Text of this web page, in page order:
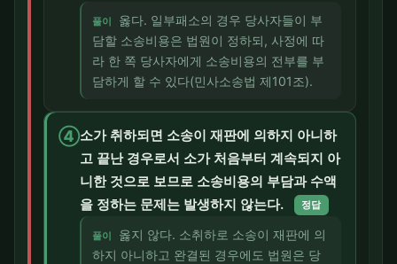
풀이
옳다. 일부패소의 경우 당사자들이 부
담할 소송비용은 법원이 정하되, 사정에 따
라 한 쪽 당사자에게 소송비용의 전부를 부
담하게 할 수 있다(민사소송법 제101조).
④소가 취하되면 소송이 재판에 의하지 아니하
고 끝난 경우로서 소가 처음부터 계속되지 아
니한 것으로 보므로 소송비용의 부담과 수액
을 정하는 문제는 발생하지 않는다.
정답
풀이
옳지 않다. 소취하로 소송이 재판에 의
하지 아니하고 완결된 경우에도 법원은 당